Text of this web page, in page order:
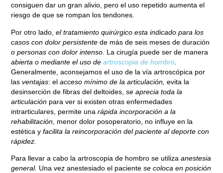
consiguen dar un gran alivio, pero el uso repetido aumenta el
riesgo de que se rompan los tendones.
Por otro lado,el tratamiento quirúrgico esta indicado para los
casos con dolor persistente de más de seis meses de duración
o personas con dolor intenso . La cirugía puede ser de manera
abierta o mediante el uso deartroscopia de hombro
Generalmente, aconsejamos el uso de la vía artroscópica por
lasventajas: elacceso mínimo de la articulación, evita la
desinserción de fibras del deltoides, se aprecia toda la
articulación para ver si existen otras enfermedades
intrarticulares, permite unarápida incorporación a la
rehabilitación , menor dolor posoperatorio, no influye en la
estética yfacilita la reincorporación del paciente al deporte con
rápidez.
Para llevar a cabo la artroscopia de hombro se utilizaanestesia
general. Una vez anestesiado el pacientese coloca en posición